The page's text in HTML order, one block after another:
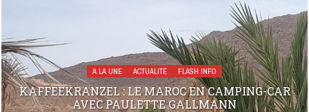
A LA UNE ACTUALITÉ FLASH INFO
KAFFEEKRANZEL : LE MAROC EN CAMPING-CAR
AVEC PAULETTE GALLMANN